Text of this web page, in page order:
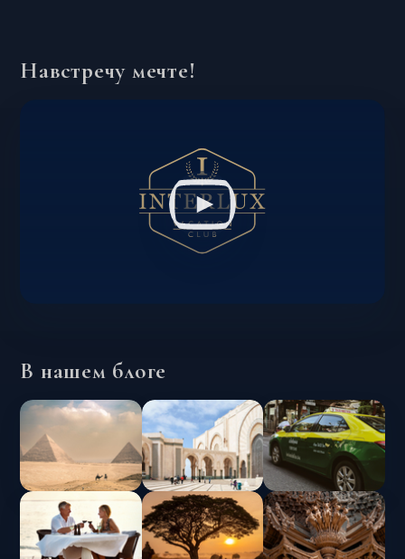
Навстречу мечте!
В нашем блоге